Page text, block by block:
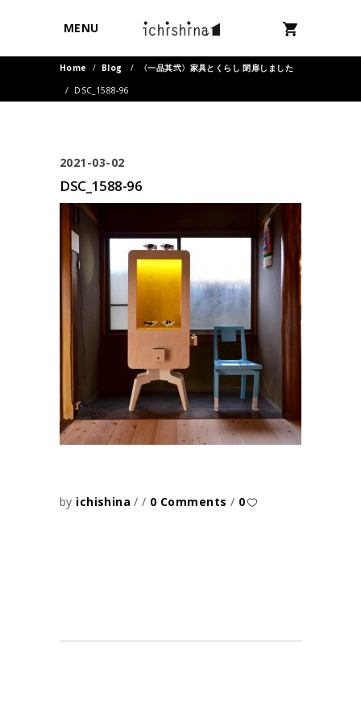
MENU
Home / Blog /
〈一品其弐〉家具とくらし 閉扉しました
/ DSC_1588-96
2021-03-02
DSC_1588-96
by ichishina 0 Comments 0